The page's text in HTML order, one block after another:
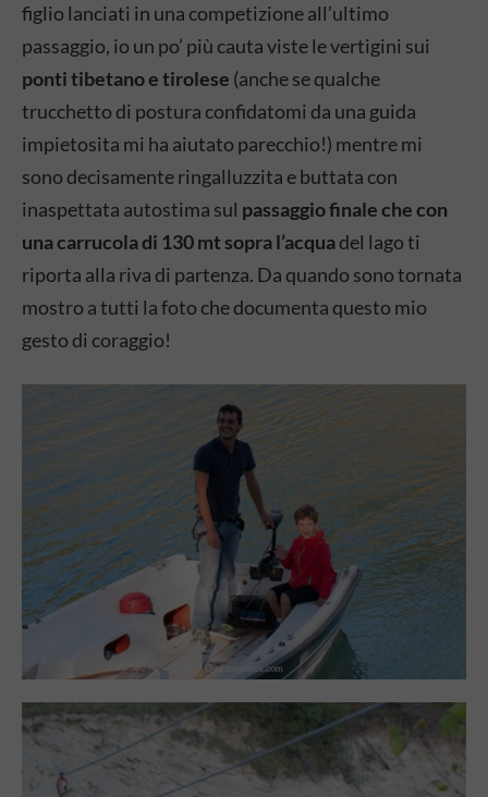
figlio lanciati in una competizione all’ultimo
passaggio, io un po’ più cauta viste le vertigini sui
ponti tibetano e tirolese (anche se qualche
trucchetto di postura confidatomi da una guida
impietosita mi ha aiutato parecchio!) mentre mi
sono decisamente ringalluzzita e buttata con
inaspettata autostima sul passaggio finale che con
una carrucola di 130 mt sopra l’acquadel lago ti
riporta alla riva di partenza. Da quando sono tornata
mostro a tutti la foto che documenta questo mio
gesto di coraggio!